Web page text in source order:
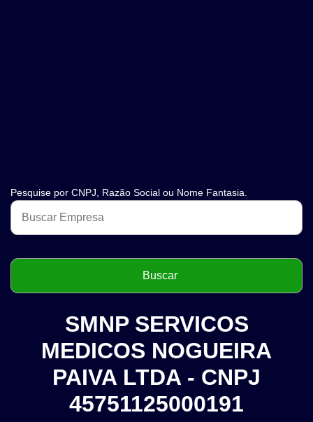
Pesquise por CNPJ, Razão Social ou Nome Fantasia.
SMNP SERVICOS
MEDICOS NOGUEIRA
PAIVA LTDA - CNPJ
45751125000191